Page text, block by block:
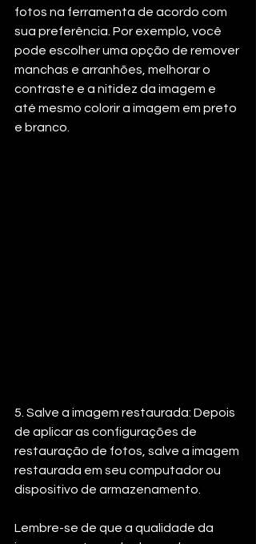
fotos na ferramenta de acordo com
sua preferência. Por exemplo, você
pode escolher uma opção de remover
manchas e arranhões, melhorar o
contraste e a nitidez da imagem e
até mesmo colorir a imagem em preto
e branco.
5. Salve a imagem restaurada: Depois
de aplicar as configurações de
restauração de fotos, salve a imagem
restaurada em seu computador ou
dispositivo de armazenamento.
Lembre-se de que a qualidade da